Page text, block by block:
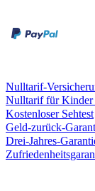
Nulltarif-
Nulltarif für Kinder
Kostenloser Sehtest
Geld-zurück-
Drei-Jahres-